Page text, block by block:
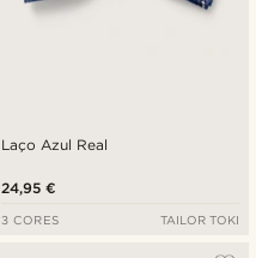
Laço Azul Real
24,95 €
3 CORES TAILOR TOKI